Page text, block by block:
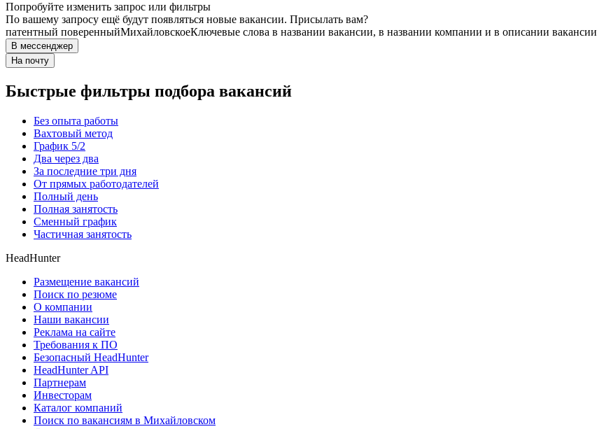
Попробуйте изменить запрос или фильтры
По вашему запросу ещё будут появляться новые вакансии. Присылать вам?
патентный поверенныйМихайловскоеКлючевые слова в названии вакансии, в названии компании и в описании вакансии
В мессенджер
На почту
Быстрые фильтры подбора вакансий
Без опыта работы
Вахтовый метод
График 5/2
Два через два
За последние три дня
От прямых работодателей
Полный день
Полная занятость
Сменный график
Частичная занятость
HeadHunter
Размещение вакансий
Поиск по резюме
О компании
Наши вакансии
Реклама на сайте
Требования к ПО
Безопасный HeadHunter
HeadHunter API
Партнерам
Инвесторам
Каталог компаний
Поиск по вакансиям в Михайловском